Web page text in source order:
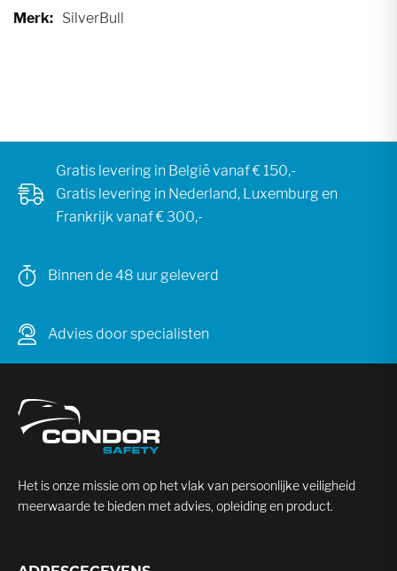
informatieSilverBull
Gratis levering in België vanaf € 150,-
Gratis levering in Nederland, Luxemburg en
Frankrijk vanaf € 300,-
Binnen de 48 uur geleverd
Advies door specialisten
Het is onze missie om op het vlak van persoonlijke veiligheid
meerwaarde te bieden met advies, opleiding en product.